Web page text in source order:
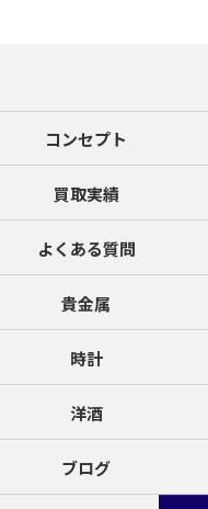
コンセプト
買取実績
よくある質問
貴金属
時計
洋酒
ブログ